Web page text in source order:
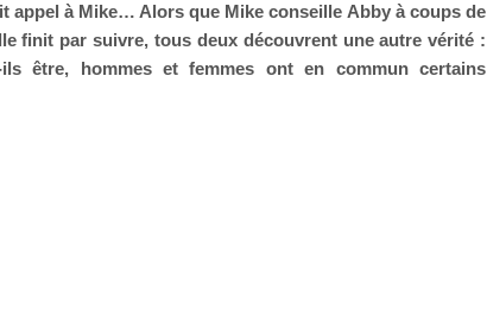
appel à Mike… Alors que Mike conseille Abby à coups de
finit par suivre, tous deux découvrent une autre vérité :
être, hommes et femmes ont en commun certains